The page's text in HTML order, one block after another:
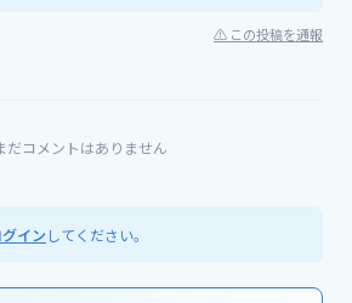
⚠ この投稿を通報
だコメントはありません
イン してください。